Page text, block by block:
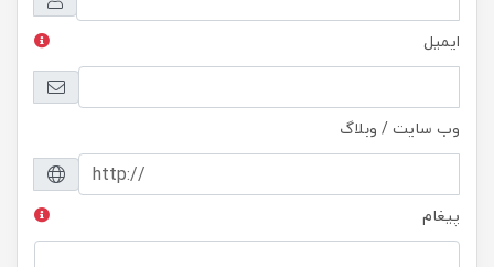
ایمیل
وب سایت / وبلاگ
پیغام